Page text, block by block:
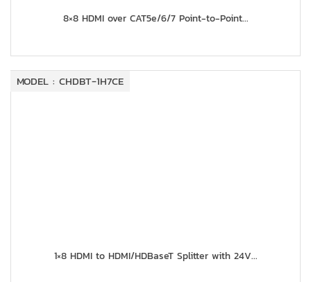
8×8 HDMI over CAT5e/6/7 Point-to-Point...
MODEL : CHDBT-1H7CE
1×8 HDMI to HDMI/HDBaseT Splitter with 24V...